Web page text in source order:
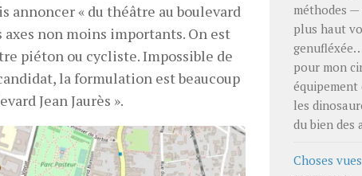
annoncer « du théâtre au boulevard
non moins importants. On est
piéton ou cycliste. Impossible de
la formulation est beaucoup
Jean Jaurès ».
méthodes
plus haut
pour mon
équipement
les
du bien des
Choses